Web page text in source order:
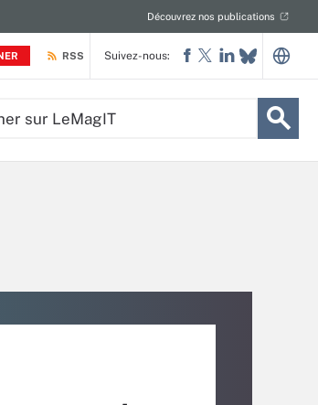
Découvrez nos publications
RSS Suivez-nous: